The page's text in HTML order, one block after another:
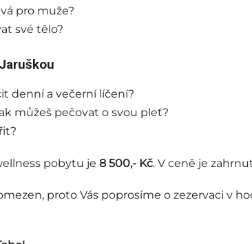
pro muže?
své tělo?
denní a večerní líčení?
můžeš pečovat o svou pleť?
pobytu je 8 500,- Kč. V ceně je
proto Vás poprosíme o zezervaci v